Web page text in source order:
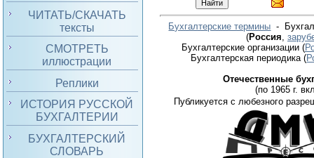
ЧИТАТЬ/СКАЧАТЬ
тексты
СМОТРЕТЬ
иллюстрации
Реплики
ИСТОРИЯ РУССКОЙ
БУХГАЛТЕРИИ
БУХГАЛТЕРСКИЙ
СЛОВАРЬ
Бухгалтерские термины -
(Россия
Бухгалтерские организации (
Бухгалтерская периодика(
Отечественные
(по 1965 г.
Публикуется с любезного